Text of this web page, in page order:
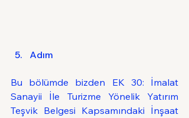
Adım
Bu bölümde bizden EK 30: İmalat
Sanayii İle Turizme Yönelik Yatırım
Teşvik Belgesi Kapsamındaki İnşaat